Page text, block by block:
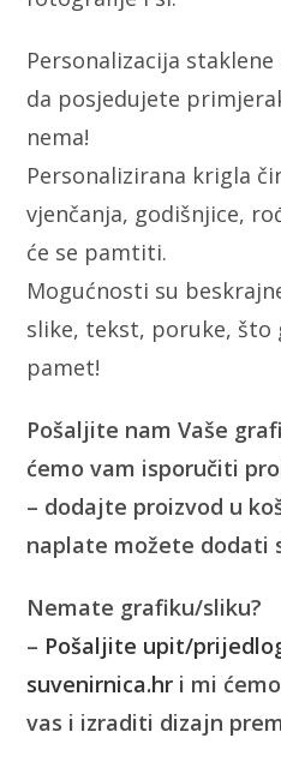
Personalizacija
da posjedujete
nema!
Personalizirana krigla
vjenčanja, godišnjice,
će se pamtiti.
Mogućnosti su
slike, tekst, poruke, što
pamet!
Pošaljite nam Vaše
ćemo vam isporučiti
– dodajte proizvod u
naplate možete dodati
Nemate grafiku/sliku?
– Pošaljite upit/
suvenirnica.hr i mi
vas i izraditi dizajn